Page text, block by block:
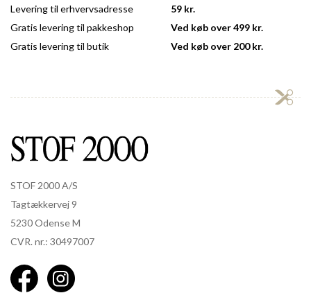
Levering til erhvervsadresse
Gratis levering til pakkeshop
Gratis levering til butik
59 kr.
Ved køb over 499 kr.
Ved køb over 200 kr.
STOF 2000 A/S
Tagtækkervej 9
5230 Odense M
CVR. nr.: 30497007